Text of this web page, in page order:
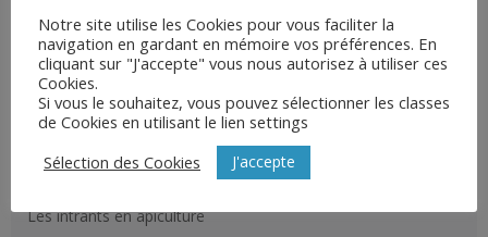
for:
Articles récents
Sensibilité des Vétérinaires à l’apiculture
Résistance du varroa aux molécules de synthèse
Vaccination contre la loque Américaine
Les intrants en apiculture
Notre site utilise les Cookies pour vous faciliter la
navigation en gardant en mémoire vos préférences. En
cliquant sur "J'accepte" vous nous autorisez à utiliser ces
Cookies.
Si vous le souhaitez, vous pouvez sélectionner les classes
de Cookies en utilisant le lien settings
Sélection des Cookies
J'accepte